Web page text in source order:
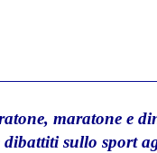
maratone e
sullo sport